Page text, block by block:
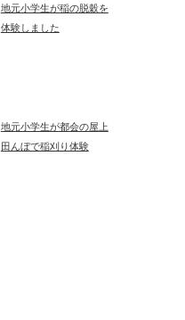
地元小学生が稲の脱穀を
体験しました
地元小学生が都会の屋上
田んぼで稲刈り体験